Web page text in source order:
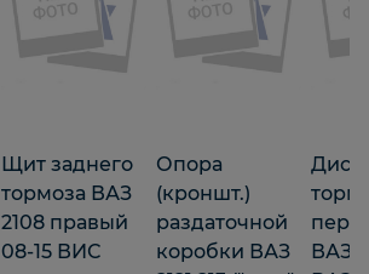
Щит заднего
тормоза ВАЗ
2108 правый
08-15 ВИС
Опора
(кроншт.)
раздаточной
коробки ВАЗ
Диск
ВАЗ